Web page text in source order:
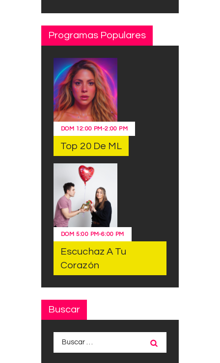
Programas Populares
DOM 12:00 PM -2:00 PM
Top 20 De ML
DOM 5:00 PM-6:00 PM
Escuchaz A Tu
Corazón
Buscar